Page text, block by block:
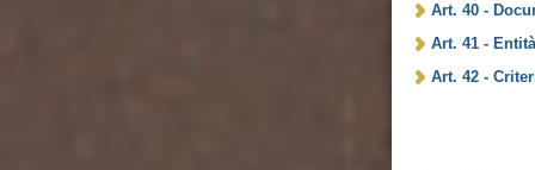
Art. 40 -
Art. 41 -
Art. 42 -